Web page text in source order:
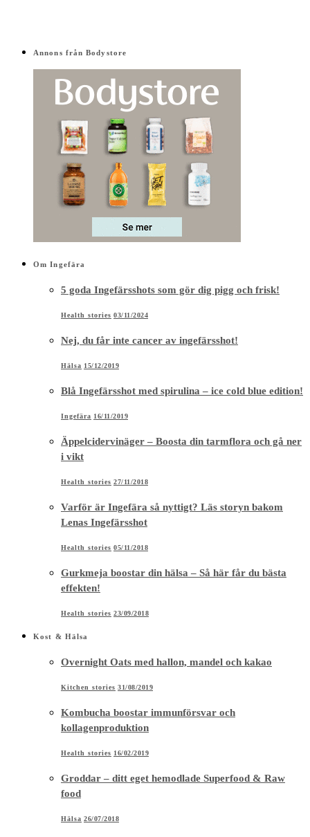
Annons från Bodystore
Om Ingefära
5 goda Ingefärsshots som gör dig pigg och frisk!
Health stories 03/11/2024
Nej, du får inte cancer av ingefärsshot!
Hälsa 15/12/2019
Blå Ingefärsshot med spirulina – ice cold blue edition!
Ingefära 16/11/2019
Äppelcidervinäger – Boosta din tarmflora och gå ner
i vikt
Health stories 27/11/2018
Varför är Ingefära så nyttigt? Läs storyn bakom
Lenas Ingefärsshot
Health stories 05/11/2018
Gurkmeja boostar din hälsa – Så här får du bästa
effekten!
Health stories 23/09/2018
Kost & Hälsa
Overnight Oats med hallon, mandel och kakao
Kitchen stories 31/08/2019
Kombucha boostar immunförsvar och
kollagenproduktion
Health stories 16/02/2019
Groddar – ditt eget hemodlade Superfood & Raw
food
Hälsa 26/07/2018